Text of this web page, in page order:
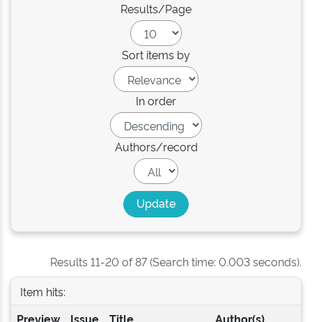
Results/Page
Sort items by
In order
Authors/record
Results 11-20 of 87 (Search time: 0.003 seconds).
Item hits:
Preview
Issue Title Author(s)